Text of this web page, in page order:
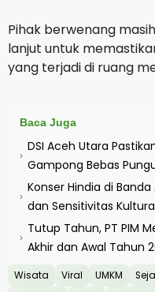
Pihak berwenang
lanjut untuk
yang terjadi di ruang
Baca Juga
›
DSI Aceh Utara
Gampong Bebas
›
Konser Hindia di
dan Sensitivitas
›
Tutup Tahun, PT PIM
Akhir dan Awal Tahun
Wisata Viral UMKM